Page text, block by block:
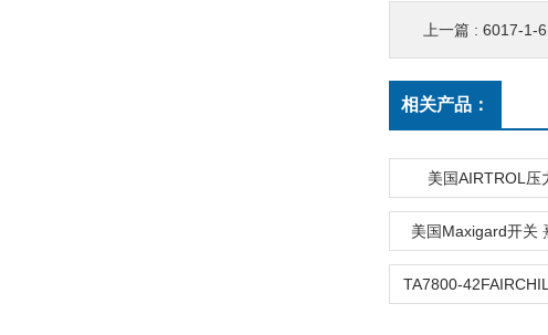
上一篇 : 6017-1-
相关产品：
美国AIRTROL压
美国Maxigard开关